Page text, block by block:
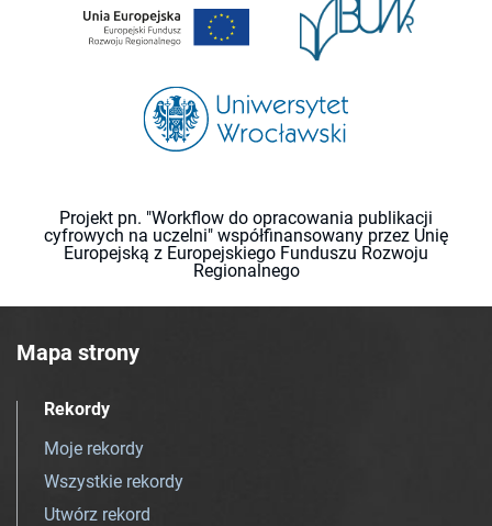
Projekt pn. "Workflow do opracowania publikacji
cyfrowych na uczelni" współfinansowany przez Unię
Europejską z Europejskiego Funduszu Rozwoju
Regionalnego
Mapa strony
Rekordy
Moje rekordy
Wszystkie rekordy
Utwórz rekord